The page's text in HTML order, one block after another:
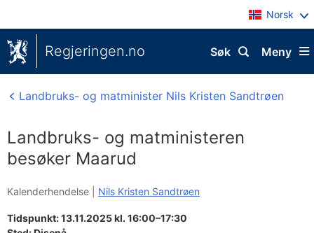
Norsk
Regjeringen.no Meny
Søk
Landbruks- og matminister Nils Kristen Sandtrøen
Landbruks- og matministeren
besøker Maarud
Kalenderhendelse | Nils Kristen Sandtrøen
Tidspunkt: 13.11.2025 kl. 16:00–17:30